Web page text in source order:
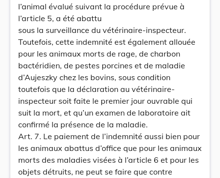
l’animal évalué suivant la procédure prévue à
l’article 5, a été abattu
sous la surveillance du vétérinaire-inspecteur.
Toutefois, cette indemnité est également allouée
pour les animaux morts de rage, de charbon
bactéridien, de pestes porcines et de maladie
d’Aujeszky chez les bovins, sous condition
toutefois que la déclaration au vétérinaire-
inspecteur soit faite le premier jour ouvrable qui
suit la mort, et qu’un examen de laboratoire ait
confirmé la présence de la maladie.
Art. 7. Le paiement de l’indemnité aussi bien pour
les animaux abattus d’office que pour les animaux
morts des maladies visées à l’article 6 et pour les
objets détruits, ne peut se faire que contre